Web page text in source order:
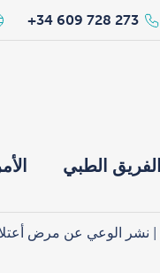
273 728 609 34+
الفريق الطبي
| نشر الوعي عن مرض